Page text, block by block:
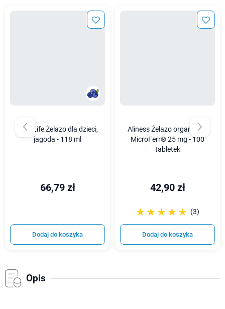
ChildLife Żelazo dla dzieci,
jagoda - 118 ml
66,79 zł
Dodaj do koszyka
Aliness Żelazo organiczne
MicroFerr® 25 mg - 100
tabletek
42,90 zł
☆☆☆☆☆
★★★★★ (3)
Dodaj do koszyka
Opis